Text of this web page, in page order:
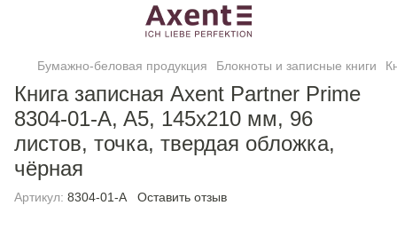
Бумажно-беловая продукция Блокноты и записные книги
Книга записная Axent Partner Prime
8304-01-A, A5, 145x210 мм, 96
листов, точка, твердая обложка,
чёрная
Артикул: 8304-01-A Оставить отзыв